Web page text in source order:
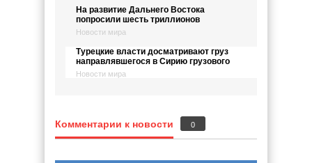
На развитие Дальнего Востока
попросили шесть триллионов
Новости мира
Турецкие власти досматривают груз
направлявшегося в Сирию грузового
Новости мира
Комментарии к новости 0